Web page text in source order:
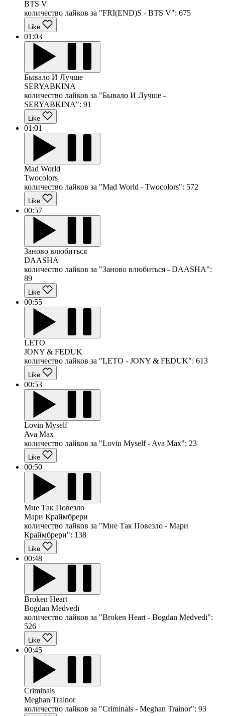
BTS V
количество лайков за "FRI(END)S - BTS V": 675
Like
01:03
Бывало И Лучше
SERYABKINA
количество лайков за "Бывало И Лучше -
SERYABKINA": 91
Like
01:01
Mad World
Twocolors
количество лайков за "Mad World - Twocolors": 572
Like
00:57
Заново влюбиться
DAASHA
количество лайков за "Заново влюбиться - DAASHA":
89
Like
00:55
LETO
JONY & FEDUK
количество лайков за "LETO - JONY & FEDUK": 613
Like
00:53
Lovin Myself
Ava Max
количество лайков за "Lovin Myself - Ava Max": 23
Like
00:50
Мне Так Повезло
Мари Краймбрери
количество лайков за "Мне Так Повезло - Мари
Краймбрери": 138
Like
00:48
Broken Heart
Bogdan Medvedi
количество лайков за "Broken Heart - Bogdan Medvedi":
526
Like
00:45
Criminals
Meghan Trainor
количество лайков за "Criminals - Meghan Trainor": 93